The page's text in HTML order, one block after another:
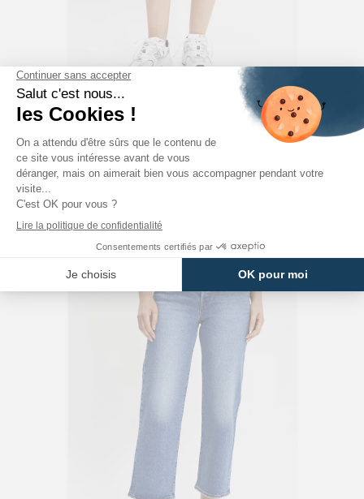
Short 501 Original Short Tahitian Blue